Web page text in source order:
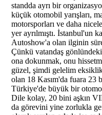
standda ayrı bir
küçük otomobil yarışları,
motorsporları ve daha
yer ayrılmıştı. İstanbul'un
Autoshow'a olan ilginin
Çünkü vatandaş
ona dokunmak, onu
güzel, şimdi gelelim
olan 18 Kasım'da fuara
Türkiye'de büyük bir
Dile kolay, 20 bini aşkın
da görevini yine zorlukla